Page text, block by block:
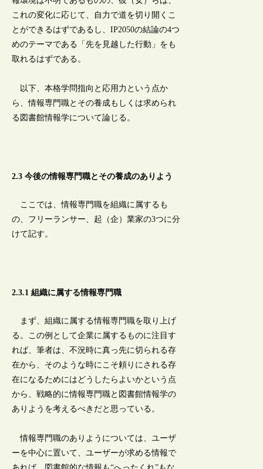
これの変化に応じて、自力で道を切り開くこ
とができるはずであるし、IP2050の結論の4つ
めのテーマである「先を見越した行動」をも
取れるはずである。
以下、本格学問指向と応用力という点か
ら、情報専門職とその養成もしくは求められ
る図書館情報学について論じる。
2.3 今後の情報専門職とその養成のありよう
ここでは、情報専門職を組織に属するも
の、フリーランサー、起（企）業家の3つに分
けて記す。
2.3.1 組織に属する情報専門職
まず、組織に属する情報専門職を取り上げ
る。この例として企業に属するものに注目す
れば、筆者は、不況時に真っ先に切られる存
在から、そのような時にこそ頼りにされる存
在になるためにはどうしたらよいかという点
から、戦略的に情報専門職と図書館情報学の
ありようを考えるべきだと思っている。
情報専門職のありようについては、ユーザ
ーを中心に置いて、ユーザーが求める情報で